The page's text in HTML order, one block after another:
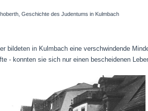
Geschichte des Judentums in Kulmbach
bildeten in Kulmbach eine verschwindende
- konnten sie sich nur einen bescheidenen